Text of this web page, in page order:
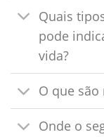
Quais
pode
vida?
O que são
Onde o